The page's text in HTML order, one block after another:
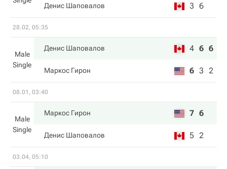
Денис Шаповалов 3 6
28.02, 05:35
Male
Single
Денис Шаповалов 4 6 6
Маркос Гирон 6 3 2
08.01, 03:40
Male
Single
Маркос Гирон 7 6
Денис Шаповалов 5 2
03.04, 05:10